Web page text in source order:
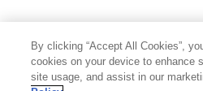
By clicking “Accept All Cookies”,
cookies on your device to enhance
site usage, and assist in our